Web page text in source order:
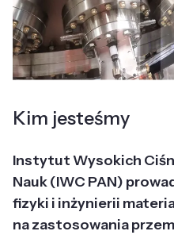
Kim jesteśmy
Instytut Wysokich
Nauk (IWC PAN)
fizyki i inżynierii
na zastosowania